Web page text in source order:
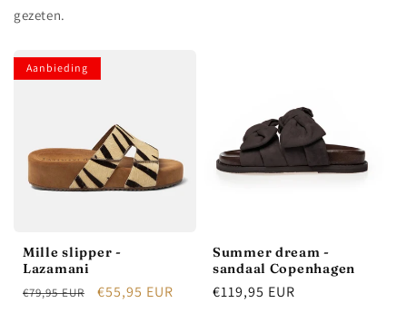
gezeten.
Aanbieding
Mille slipper -
Lazamani
Normale
€79,95 EUR Aanbiedingsprijs
€55,95 EUR
Summer dream -
sandaal Copenhagen
Normale
€119,95 EUR